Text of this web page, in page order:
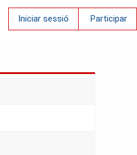
Iniciar sessió Participar